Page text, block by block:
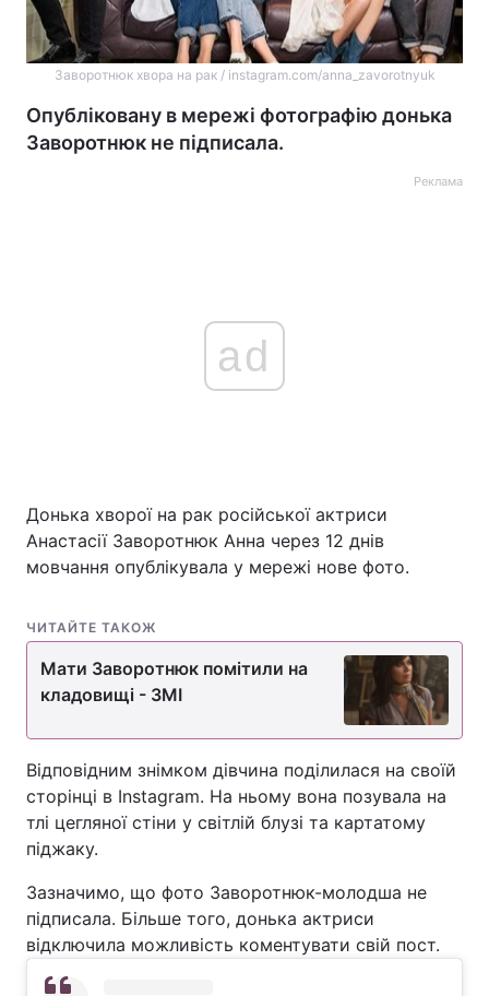
Заворотнюк хвора на рак / instagram.com/anna_zavorotnyuk
Опубліковану в мережі фотографію донька
Заворотнюк не підписала.
Реклама
ad
Донька хворої на рак російської актриси
Анастасії Заворотнюк Анна через 12 днів
мовчання опублікувала у мережі нове фото.
ЧИТАЙТЕ ТАКОЖ
Мати Заворотнюк помітили на
кладовищі - ЗМІ
Відповідним знімком дівчина поділилася на своїй
сторінці в Instagram. На ньому вона позувала на
тлі цегляної стіни у світлій блузі та картатому
піджаку.
Зазначимо, що фото Заворотнюк-молодша не
підписала. Більше того, донька актриси
відключила можливість коментувати свій пост.